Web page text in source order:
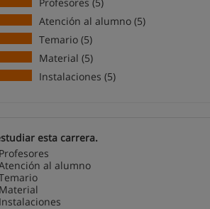
Atención al alumno (5)
Temario (5)
Material (5)
Instalaciones (5)
esta carrera.
Profesores
al alumno
Material
Instalaciones